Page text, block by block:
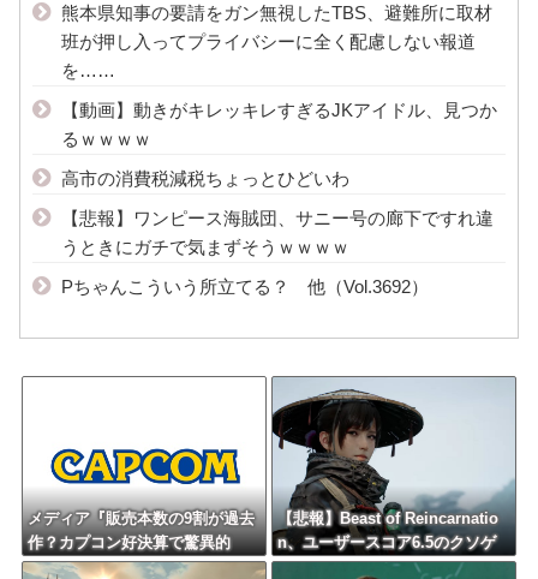
熊本県知事の要請をガン無視したTBS、避難所に取材
班が押し入ってプライバシーに全く配慮しない報道
を……
【動画】動きがキレッキレすぎるJKアイドル、見つか
るｗｗｗｗ
高市の消費税減税ちょっとひどいわ
【悲報】ワンピース海賊団、サニー号の廊下ですれ違
うときにガチで気まずそうｗｗｗｗ
Pちゃんこういう所立てる？ 他（Vol.3692）
メディア『販売本数の9割が過去
作？カプコン好決算で驚異的
な“リピート販売”の成果が明ら
【悲報】Beast of Reincarnatio
n、ユーザースコア6.5のクソゲ
ー評価へ